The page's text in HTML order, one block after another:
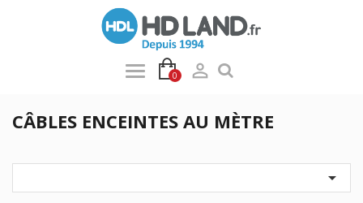
0 
CÂBLES ENCEINTES AU MÈTRE
